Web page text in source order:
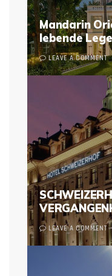
Mandarin
lebende
LEAVE A COMMENT
LEAVE A COMMENT